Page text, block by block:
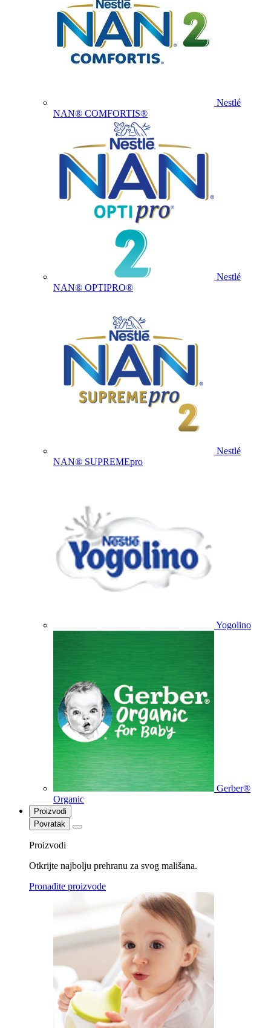
Nestlé
NAN® COMFORTIS®
Nestlé
NAN® OPTIPRO®
Nestlé
NAN® SUPREMEpro
Yogolino
Gerber®
Organic
Proizvodi
Povratak
Proizvodi
Otkrijte najbolju prehranu za svog mališana.
Pronađite proizvode